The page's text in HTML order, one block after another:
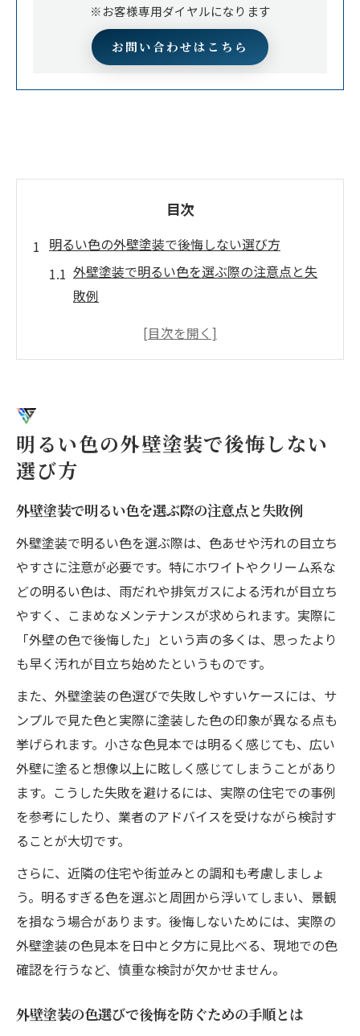
※お客様専用ダイヤルになります
お問い合わせはこちら
目次
明るい色の外壁塗装で後悔しない選び方
外壁塗装で明るい色を選ぶ際の注意点と失
敗例
外壁塗装の色選びで後悔を防ぐための手順
ぶポイント
外壁塗装で避けたい明るすぎる色のリスク
と対策
外壁塗装の人気色ランキングと明るい色の
外壁塗装でおしゃれな明るい色が選ばれる
理由
外壁塗装の明るい色が与える住まいの印象
人気の外壁塗装色と明るい色の選び方の違
い
外壁塗装で明るい色が人気の背景とユーザ
ー体験
一軒家に映える外壁塗装の色組み合わせ
外壁塗装で一軒家に合う明るい色の組み合
わせ術
外壁塗装の明るい色とアクセントカラーの
選び方
外壁塗装で失敗しない色組み合わせのポイ
ント
色例
明るい色の外壁塗装で後悔しない
選び方
外壁塗装で明るい色を選ぶ際の注意点と失敗例
外壁塗装で明るい色を選ぶ際は、色あせや汚れの目立ち
やすさに注意が必要です。特にホワイトやクリーム系な
どの明るい色は、雨だれや排気ガスによる汚れが目立ち
やすく、こまめなメンテナンスが求められます。実際に
「外壁の色で後悔した」という声の多くは、思ったより
も早く汚れが目立ち始めたというものです。
また、外壁塗装の色選びで失敗しやすいケースには、サ
ンプルで見た色と実際に塗装した色の印象が異なる点も
挙げられます。小さな色見本では明るく感じても、広い
外壁に塗ると想像以上に眩しく感じてしまうことがあり
ます。こうした失敗を避けるには、実際の住宅での事例
を参考にしたり、業者のアドバイスを受けながら検討す
ることが大切です。
さらに、近隣の住宅や街並みとの調和も考慮しましょ
う。明るすぎる色を選ぶと周囲から浮いてしまい、景観
を損なう場合があります。後悔しないためには、実際の
外壁塗装の色見本を日中と夕方に見比べる、現地での色
確認を行うなど、慎重な検討が欠かせません。
外壁塗装の色選びで後悔を防ぐための手順とは